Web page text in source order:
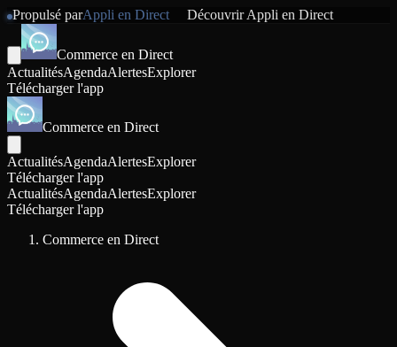
Propulsé parAppli en Direct DécouvrirAppli en Direct
Commerce en Direct
ActualitésAgendaAlertesExplorer
Télécharger l'app
Commerce en Direct
ActualitésAgendaAlertesExplorer
Télécharger l'app
ActualitésAgendaAlertesExplorer
Télécharger l'app
Commerce en Direct